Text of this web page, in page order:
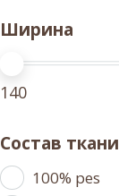
Ширина
140
Состав ткани
100% pes